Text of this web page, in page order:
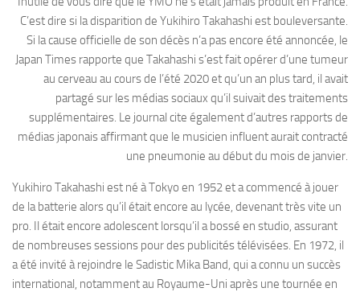
C’est dire si la disparition de Yukihiro Takahashi est bouleversante.
Si la cause officielle de son décès n’a pas encore été annoncée, le
Japan Times rapporte que Takahashi s’est fait opérer d’une tumeur
au cerveau au cours de l’été 2020 et qu’un an plus tard, il avait
partagé sur les médias sociaux qu’il suivait des traitements
supplémentaires. Le journal cite également d’autres rapports de
médias japonais affirmant que le musicien influent aurait contracté
une pneumonie au début du mois de janvier.
Yukihiro Takahashi est né à Tokyo en 1952 et a commencé à jouer
de la batterie alors qu’il était encore au lycée, devenant très vite un
pro. Il était encore adolescent lorsqu’il a bossé en studio, assurant
de nombreuses sessions pour des publicités télévisées. En 1972, il
a été invité à rejoindre le Sadistic Mika Band, qui a connu un succès
international, notamment au Royaume-Uni après une tournée en